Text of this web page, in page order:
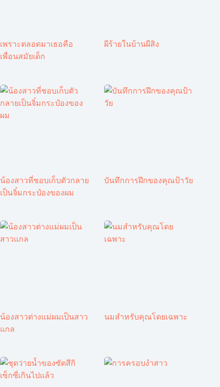
เพราะตลอดมาเธอคือ
เพื่อนสมัยเด็ก
ผีร้ายในบ้านผีสิง
น้องสาวที่ชอบเก็บตัวกลาย
เป็นจิ๋มกระป๋องของผม
บันทึกการฝึกของคุณป้าวัย
น้องสาวต่างแม่ผมเป็นสาว
แกล
นมสำหรับคุณโดยเฉพาะ